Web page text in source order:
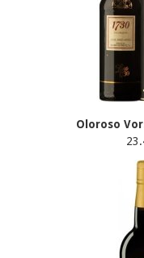
Oloroso